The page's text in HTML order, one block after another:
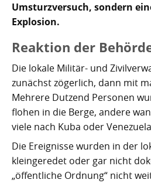
La Victoria de
Los
Los Silos
Puerto de la
San Cristóbal de
San Juan de la
San Miguel de
Garachico
Die Schlacht von
Verworfenes
Franco auf
Thor Heyerdahl und die
Legenden, Geheimnisse und
La Palma und die
Umsturzversuch, sondern
Explosion.
Reaktion der
Die lokale Militär- und
zunächst zögerlich, dann mit
Mehrere Dutzend Personen
flohen in die Berge, andere
viele nach Kuba oder
Die Ereignisse wurden in der
kleingeredet oder gar nicht
„öffentliche Ordnung“ nicht